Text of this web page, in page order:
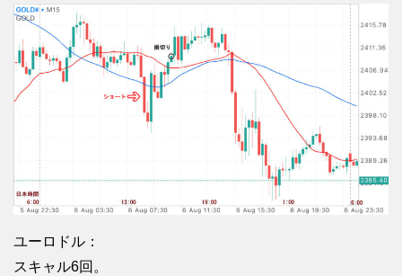
ユーロドル：
スキャル6回。